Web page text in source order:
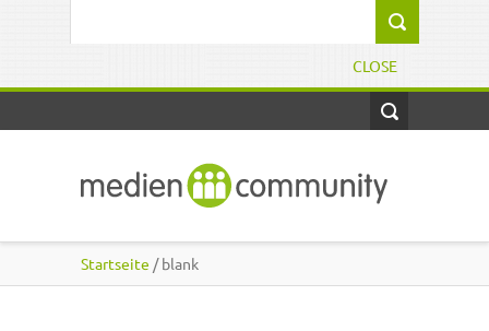
CLOSE
Startseite / blank